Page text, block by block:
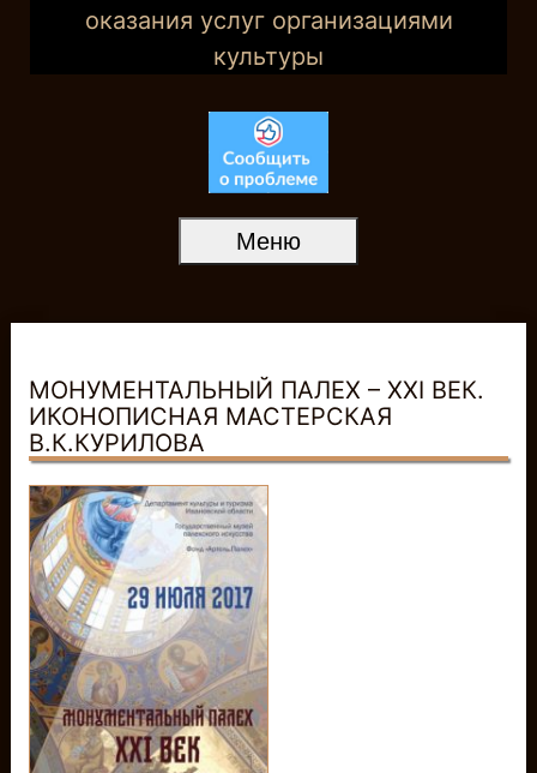
оказания услуг организациями
культуры
Меню
МОНУМЕНТАЛЬНЫЙ ПАЛЕХ – XXI ВЕК.
ИКОНОПИСНАЯ МАСТЕРСКАЯ
В.К.КУРИЛОВА